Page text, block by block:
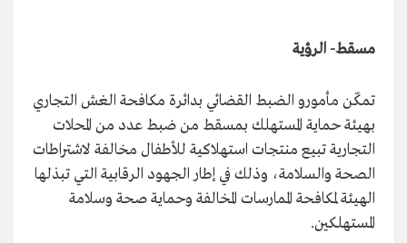
مسقط- الرؤية
تمكّن مأمورو الضبط القضائي بدائرة مكافحة الغش التجاري
بهيئة حماية المستهلك بمسقط من ضبط عدد من المحلات
التجارية تبيع منتجات استهلاكية للأطفال مخالفة لاشتراطات
الصحة والسلامة، وذلك في إطار الجهود الرقابية التي تبذلها
الهيئة لمكافحة الممارسات المخالفة وحماية صحة وسلامة
المستهلكين.